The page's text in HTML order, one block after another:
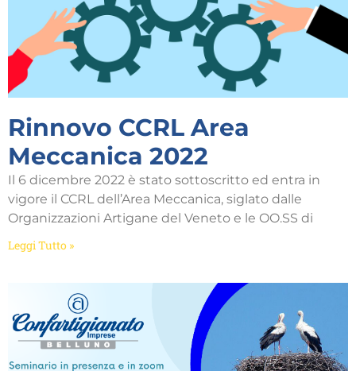
Rinnovo CCRL Area
Meccanica 2022
Il 6 dicembre 2022 è stato sottoscritto ed entra in
vigore il CCRL dell’Area Meccanica, siglato dalle
Organizzazioni Artigane del Veneto e le OO.SS di
Leggi Tutto »